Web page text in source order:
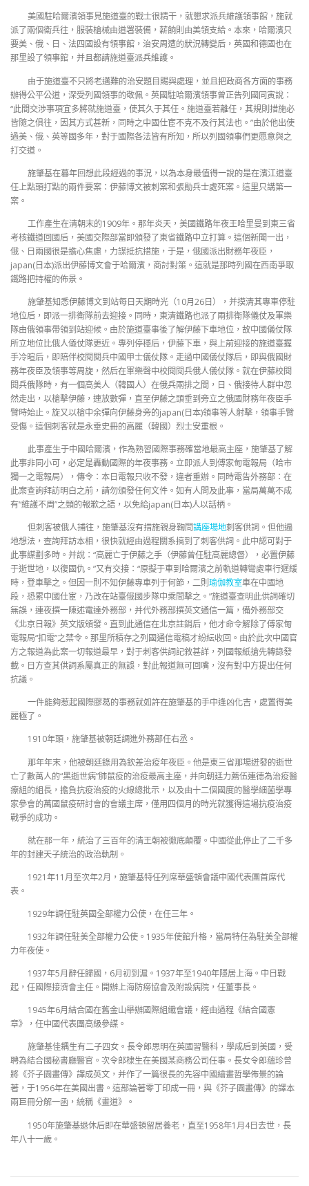
美國駐哈爾濱領事見施道臺的戰士很精干，就懇求派兵維護領事館，施就
派了兩個衛兵往，服裝槍械由道署裝備，薪餉則由美領支給。本來，哈爾濱只
要美、俄、日、法四國設有領事館，治安周遭的狀況轉變后，英國和德國也在
那里設了領事館，并且都請施道臺派兵維護。
由于施道臺不只將老邁難的治安題目賜與處理，並且把政商各方面的事務
辦得公平公道，深受列國領事的敬佩。英國駐哈爾濱領事曾正告列國同寅說：
“此間交涉事項宜多將就施道臺，使其久于其任。施道臺若離任，其規則措施必
皆隨之俱往，因其方式甚新，同時之中國仕宦不克不及行其法也。”由於他出使
過美、俄、英等國多年，對于國際各法皆有所知，所以列國領事們更愿意與之
打交道。
施肇基在暮年回想此段經過的事況，以為本身最值得一說的是在濱江道臺
任上點頭打點的兩件要案：伊藤博文被刺案和張勛兵士處死案。這里只講第一
案。
工作產生在清朝末的1909年。那年炎天，美國鐵路年夜王哈里曼到東三省
考核鐵道回國后，美國交際部當即頒發了東省鐵路中立打算。這個新聞一出，
俄、日兩國很是擔心焦慮，力謀抵抗措施，于是，俄國派出財務年夜臣，
japan(日本)派出伊藤博文會于哈爾濱，商討對策。這就是那時列國在西南爭取
鐵路把持權的佈景。
施肇基知悉伊藤博文到站每日天期時光（10月26日），并摸清其專車停駐
地位后，即派一排衛隊前去迎接。同時，東清鐵路也派了兩排衛隊儀仗及軍樂
隊由俄領事帶領到站迎候。由於施道臺事後了解伊藤下車地位，故中國儀仗隊
所立地位比俄人儀仗隊更近。專列停穩后，伊藤下車，與上前迎接的施道臺握
手冷暄后，即陪伴校閱閱兵中國甲士儀仗隊。走過中國儀仗隊后，即與俄國財
務年夜臣及領事等周旋，然后在軍樂聲中校閱閱兵俄人儀仗隊。就在伊藤校閱
閱兵俄隊時，有一個高美人（韓國人）在俄兵兩排之間，日、俄接待人群中忽
然走出，以槍擊伊藤，連放數彈，直至伊藤之頭垂到旁立之俄國財務年夜臣手
臂時始止。旋又以槍中余彈向伊藤身旁的japan(日本)領事等人射擊，領事手臂
受傷。這個刺客就是永垂史冊的高麗（韓國）烈士安重根。
此事產生于中國哈爾濱，作為熟習國際事務確當地最高主座，施肇基了解
此事非同小可，必定是轟動國際的年夜事務。立即派人到傅家甸電報局（哈市
獨一之電報局），傳令：本日電報只收不發，違者重辦。同時電告外務部：在
此案查詢拜訪明白之前，請勿頒發任何文件。如有人問及此事，當局萬萬不成
有“維護不周”之類的報歉之語，以免給japan(日本)人以話柄。
但刺客被俄人捕往，施肇基沒有措施親身鞠問講座場地刺客供詞。但他遍
地想法，查詢拜訪本相，很快就經由過程關系搞到了刺客供詞。此中認可對于
此事謀劃多時。并說：“高麗亡于伊藤之手（伊藤曾任駐高麗總督），必置伊藤
于逝世地，以復國仇。”又有交接：“原擬于車到哈爾濱之前軌道轉彎處車行遲緩
時，登車擊之。但因一則不知伊藤專車列于何節，二則 瑜伽教室車在中國地
段，恐累中國仕宦，乃改在站臺俄國步隊中乘間擊之。”施道臺查明此供詞確切
無誤，連夜撰一陳述電達外務部，并代外務部撰英文通信一篇，備外務部交
《北京日報》英文版頒發。直到此通信在北京註銷后，他才命令解除了傅家甸
電報局“扣電”之禁令。那里所積存之列國通信電稿才紛紜收回。由於此次中國官
方之報道為此案一切報道最早，對于刺客供詞記敘甚詳，列國報紙搶先轉錄發
載。日方查其供詞系屬真正的無誤，對此報道無可回嘴，沒有對中方提出任何
抗議。
一件能夠惹起國際膠葛的事務就如許在施肇基的手中逢凶化吉，處置得美
麗極了。
1910年頭，施肇基被朝廷調進外務部任右丞。
那年年末，他被朝廷錄用為欽差治疫年夜臣。他是東三省那場迸發的逝世
亡了數萬人的“黑逝世病”肺鼠疫的治疫最高主座，并向朝廷力薦伍連德為治疫醫
療組的組長，擔負抗疫治疫的火線總批示，以及由十二個國度的醫學細菌學專
家參會的萬國鼠疫研討會的會議主席，僅用四個月的時光就獲得這場抗疫治疫
戰爭的成功。
就在那一年，統治了三百年的清王朝被徹底顛覆。中國從此停止了二千多
年的封建天子統治的政治軌制。
1921年11月至次年2月，施肇基特任列席華盛頓會議中國代表團首席代
表。
1929年調任駐英國全部權力公使，在任三年。
1932年調任駐美全部權力公使。1935年使館升格，當局特任為駐美全部權
力年夜使。
1937年5月辭任歸國，6月初到滬。1937年至1940年隱居上海。中日戰
起，任國際接濟會主任。開辦上海防癆協會及附設病院，任董事長。
1945年6月結合國在舊金山舉辦國際組織會議，經由過程《結合國憲
章》，任中國代表團高級參謀。
施肇基佳耦生有二子四女。長令郎思明在英國習醫科，學成后到美國，受
聘為結合國秘書廳醫官。次令郎棣生在美國某商務公司任事。長女令郎蘊珍曾
將《芥子園畫傳》譯成英文，并作了一篇很長的先容中國繪畫哲學佈景的論
著，于1956年在美國出書。這部論著零丁印成一冊，與《芥子園畫傳》的譯本
兩巨冊分解一函，統稱《畫道》。
1950年施肇基退休后即在華盛頓留居養老，直至1958年1月4日去世，長
年八十一歲。